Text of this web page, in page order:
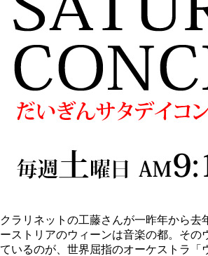
クラリネットの工藤さんが一昨年から去
ーストリアのウィーンは音楽の都。その
ているのが、世界屈指のオーケストラ「